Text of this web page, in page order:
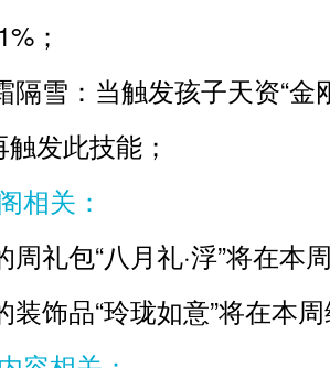
；
雪：当触发孩子天资“金
发此技能；
相关：
礼包“八月礼·浮”将在本
饰品“玲珑如意”将在本周